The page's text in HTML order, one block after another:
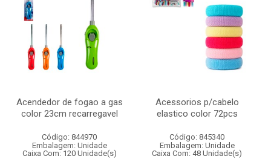
Acendedor de fogao a gas
color 23cm recarregavel
Código: 844970
Embalagem: Unidade
Caixa Com: 120 Unidade(s)
Acessorios p/cabelo
elastico color 72pcs
Código: 845340
Embalagem: Unidade
Caixa Com: 48 Unidade(s)